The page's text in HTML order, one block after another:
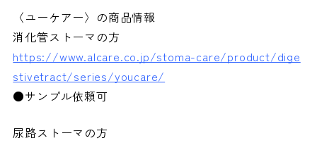
〈ユーケアー〉の商品情報
消化管ストーマの方
https://www.alcare.co.jp/stoma-care/product/dige
stivetract/series/youcare/
●サンプル依頼可
尿路ストーマの方